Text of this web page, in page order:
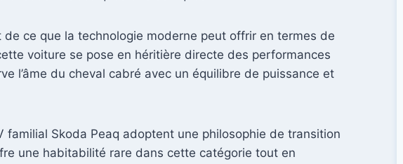
ce que la technologie moderne peut offrir en termes de
voiture se pose en héritière directe des performances
l’âme du cheval cabré avec un équilibre de puissance et
familial Skoda Peaq adoptent une philosophie de transition
une habitabilité rare dans cette catégorie tout en